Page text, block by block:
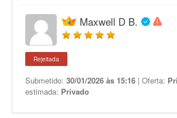
Maxwell D B.
Rejeitada
Submetido: 30/01/2026 às 15:16 | Oferta:
estimada: Privado